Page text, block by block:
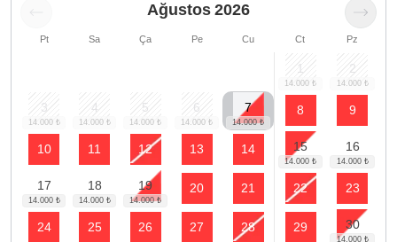
Ağustos 2026
Pt Sa Ça Pe Cu Ct Pz
1 2
3 4 5 6 7 8 9
10 11 12 13 14 15 16
17 18 19 20 21 22 23
24 25 26 27 28 29 30